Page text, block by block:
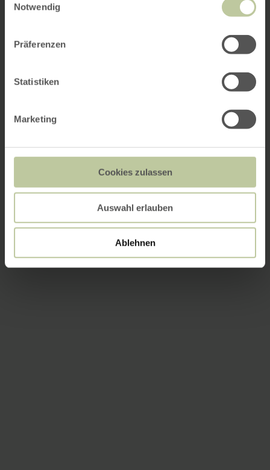
Notwendig
Präferenzen
Statistiken
Marketing
Cookies zulassen
Auswahl erlauben
Ablehnen